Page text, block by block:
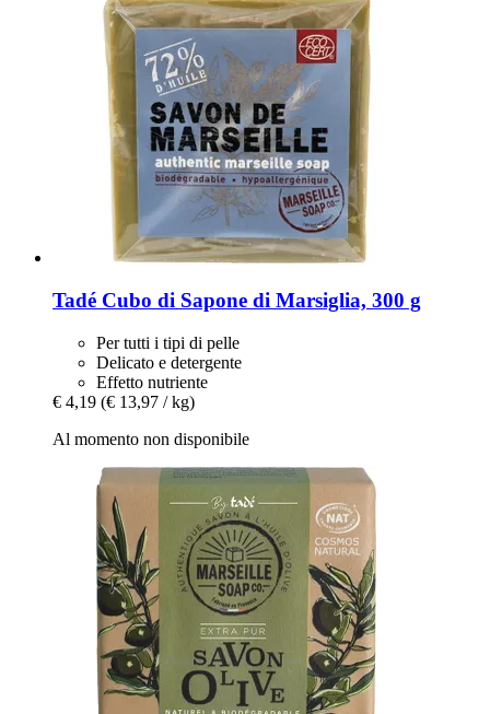
Tadé Cubo di Sapone di Marsiglia, 300 g
Per tutti i tipi di pelle
Delicato e detergente
Effetto nutriente
€ 4,19 (€ 13,97 / kg)
Al momento non disponibile